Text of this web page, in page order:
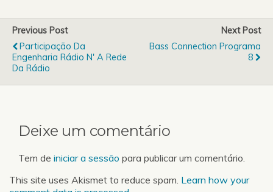
fantástico, asiáticos e de
autor.Regressam ao
Porto realizadores agora
consagrados,
descobertos e…
Previous Post
Participação Da
Engenharia Rádio N' A Rede
Da Rádio
Next Post
Bass Connection Programa
8
Deixe um comentário
Tem de iniciar a sessão para publicar um comentário.
This site uses Akismet to reduce spam. Learn how your